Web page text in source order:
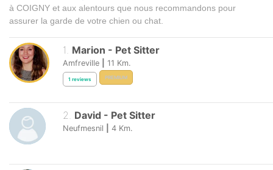
à COIGNY et aux alentours que nous recommandons pour
assurer la garde de votre chien ou chat.
1. Marion - Pet Sitter
Amfreville 11 Km.
1 reviews PREMIUM
2. David - Pet Sitter
Neufmesnil 4 Km.